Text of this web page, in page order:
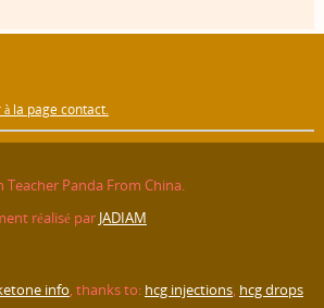
la page contact.
Panda From China.
réalisé par JADIAM
info, thanks to: hcg injections, hcg drops